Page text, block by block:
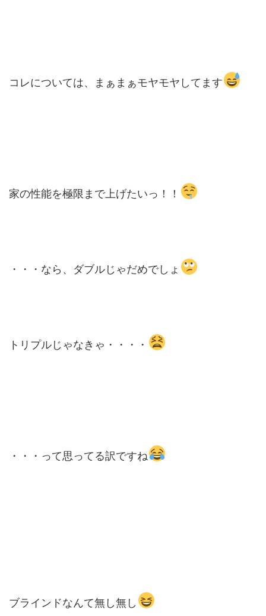
コレについては、まぁまぁモヤモヤしてます
家の性能を極限まで上げたいっ！！
・・・なら、ダブルじゃだめでしょ
トリプルじゃなきゃ・・・・
・・・って思ってる訳ですね
ブラインドなんて無し無し